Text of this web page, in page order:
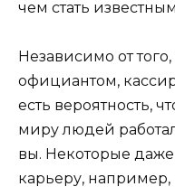
чем стать
Независимо от
официантом,
есть вероятность,
миру людей
вы. Некоторые
карьеру,